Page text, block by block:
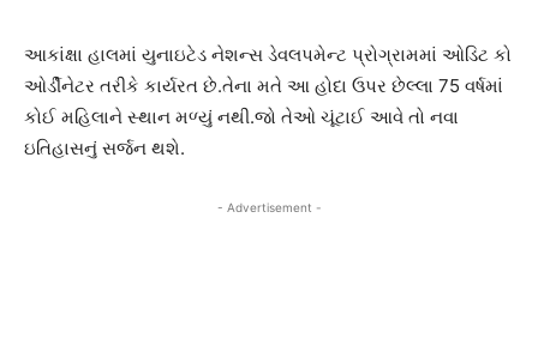
આકાંક્ષા હાલમાં યુનાઇટેડ નેશન્સ ડેવલપમેન્ટ પ્રોગ્રામમાં ઓડિટ કો
ઓર્ડીનેટર તરીકે કાર્યરત છે.તેના મતે આ હોદા ઉપર છેલ્લા 75 વર્ષમાં
કોઈ મહિલાને સ્થાન મળ્યું નથી.જો તેઓ ચૂંટાઈ આવે તો નવા
ઇતિહાસનું સર્જન થશે.
- Advertisement -